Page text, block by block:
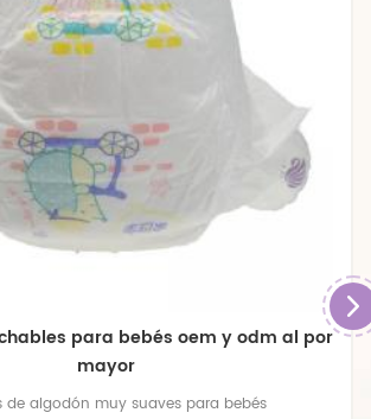
para bebés oem y odm al por
mayor
de algodón muy suaves para bebés